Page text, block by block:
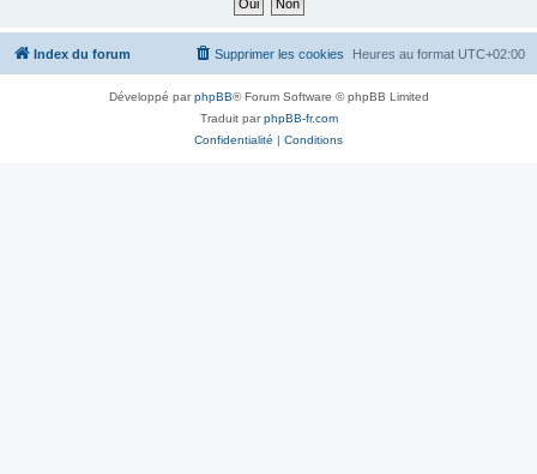
Index du forum Heures au format UTC+02:00
Supprimer les cookies
Développé parphpBB® Forum Software © phpBB Limited
Traduit parphpBB-fr.com
Confidentialité | Conditions